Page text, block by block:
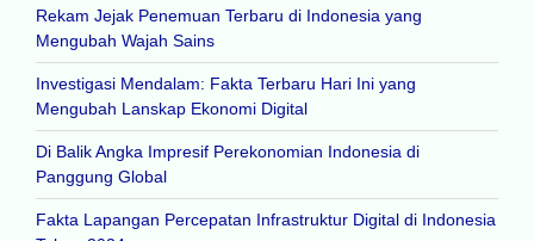
Rekam Jejak Penemuan Terbaru di Indonesia yang
Mengubah Wajah Sains
Investigasi Mendalam: Fakta Terbaru Hari Ini yang
Mengubah Lanskap Ekonomi Digital
Di Balik Angka Impresif Perekonomian Indonesia di
Panggung Global
Fakta Lapangan Percepatan Infrastruktur Digital di Indonesia